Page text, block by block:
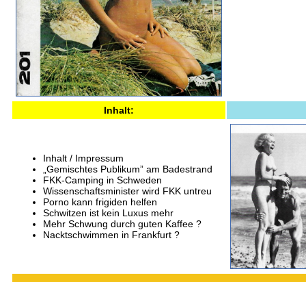
Inhalt:
Inhalt / Impressum
„Gemischtes Publikum” am Badestrand
FKK-Camping in Schweden
Wissenschaftsminister wird FKK untreu
Porno kann frigiden helfen
Schwitzen ist kein Luxus mehr
Mehr Schwung durch guten Kaffee ?
Nacktschwimmen in Frankfurt ?